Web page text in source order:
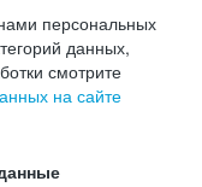
персональных
данных,
смотрите
на сайте